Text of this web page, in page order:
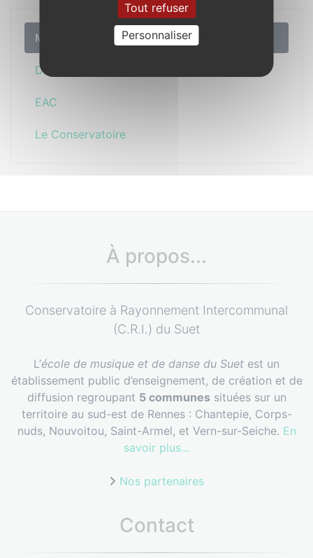
Musique
Danse
EAC
Le Conservatoire
À propos...
Conservatoire à Rayonnement Intercommunal
(C.R.I.) du Suet
L’école de musique et de danse du Suet est un
établissement public d’enseignement, de création et de
diffusion regroupant 5 communessituées sur un
territoire au sud-est de Rennes : Chantepie, Corps-
nuds, Nouvoitou, Saint-Armel, et Vern-sur-Seiche. En
savoir plus...
Nos partenaires
Contact
Tout refuser
Personnaliser